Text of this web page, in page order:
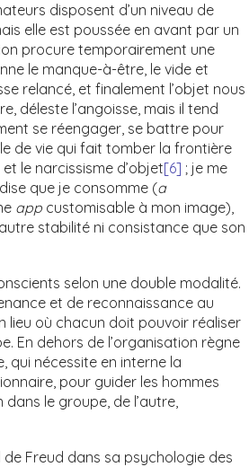
disposent d’un niveau de
elle est poussée en avant par un
procure temporairement une
le manque-à-être, le vide et
relancé, et finalement l’objet nous
déleste l’angoisse, mais il tend
se réengager, se battre pour
de vie qui fait tomber la frontière
le narcissisme d’objet[6] ; je me
que je consomme (a
app customisable à mon image),
stabilité ni consistance que son
selon une double modalité.
et de reconnaissance au
lieu où chacun doit pouvoir réaliser
En dehors de l’organisation règne
qui nécessite en interne la
pour guider les hommes
le groupe, de l’autre,
de Freud dans sa psychologie des